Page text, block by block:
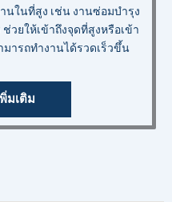
นในที่สูง เช่น งานซ่อมบำรุง
วยให้เข้าถึงจุดที่สูงหรือเข้า
ารถทำงานได้รวดเร็วขึ้น
มเติม